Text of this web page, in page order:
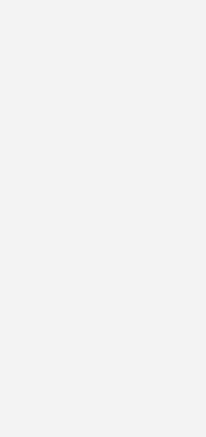
Industrie
anderem durch eine
europäischer
erreichen.
Heat Europe
den Charakter der
hervorheben und zugleich
Europa verdeutlichen“,
von Solar Heat
und einer klaren
kann diese Branche